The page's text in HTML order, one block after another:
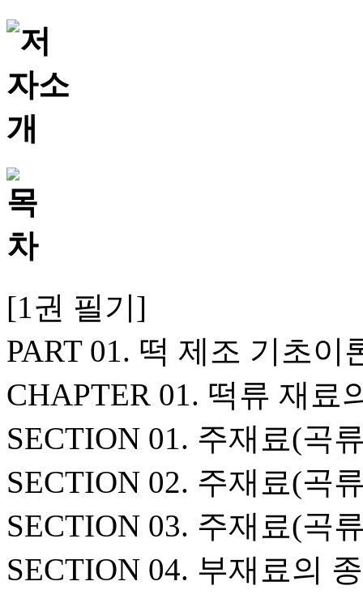
[1권 필기]
PART 01. 떡 제조 기초이
CHAPTER 01. 떡류 재료
SECTION 01. 주재료(곡
SECTION 02. 주재료(곡
SECTION 03. 주재료(곡
SECTION 04. 부재료의